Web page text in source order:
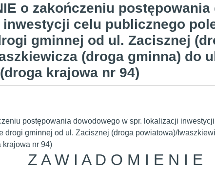
o zakończeniu
celu publicznego
gminnej od ul. Zacisznej
(droga gminna) do
krajowa nr 94)
postępowania dowodowego w spr. lokalizacji
drogi gminnej od ul. Zacisznej (droga powiatowa)/
krajowa nr 94)
Z A W I A D O M I E N I E